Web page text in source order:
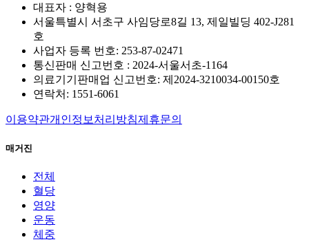
대표자 : 양혁용
서울특별시 서초구 사임당로8길 13, 제일빌딩 402-J281
호
사업자 등록 번호: 253-87-02471
통신판매 신고번호 : 2024-서울서초-1164
의료기기판매업 신고번호: 제2024-3210034-00150호
연락처: 1551-6061
이용약관개인정보처리방침제휴문의
매거진
전체
혈당
영양
운동
체중